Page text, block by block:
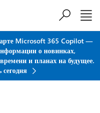
содержанию
Microsoft 365 Copilot —
о новинках,
и планах на будущее.
сегодня